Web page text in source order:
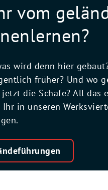
vom
wird denn hier
früher? Und wo
jetzt die Schafe? All das
in unseren